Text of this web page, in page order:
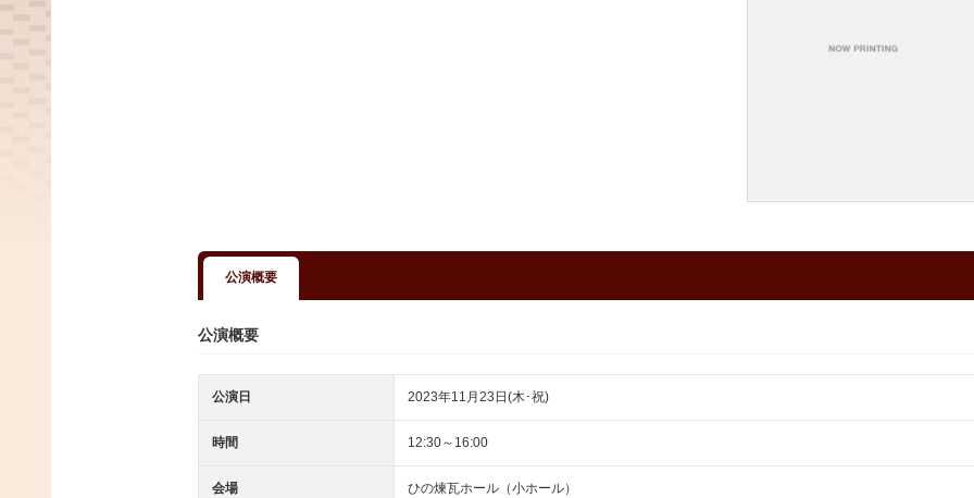
公演概要
公演概要
公演日 2023年11月23日(木･祝)
時間 12:30～16:00
会場 ひの煉瓦ホール（小ホール）